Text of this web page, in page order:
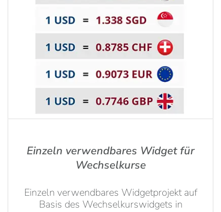
Einzeln verwendbares Widget für
Wechselkurse
Einzeln verwendbares Widgetprojekt auf
Basis des Wechselkurswidgets in